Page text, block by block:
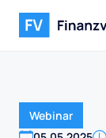
Webinar